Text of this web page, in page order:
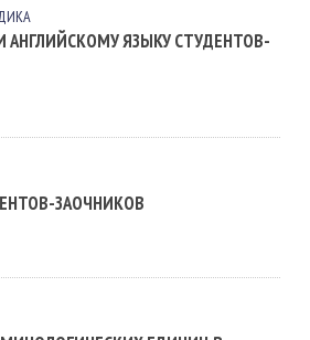
ЯЗЫКУ СТУДЕНТОВ-
ЗАОЧНИКОВ